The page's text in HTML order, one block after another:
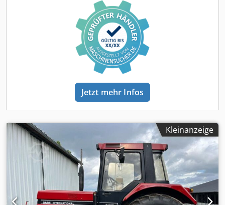
Hight: 3570 mm, maximal zulässiges Gesamtgewicht /
maximum weight: 27.024 kg, Motor / Engine: Case,
Motorleistung / Engine Power: 239 kW, Klimaanlage / Air
Condtitioner, Waage, Zusatzhydraulik / Auxiliary
Hydraulics, Rückfahrkamera Rear View, automatische
Schmierung / Automatic Lube, Schaufel Abmessungen /
Shovel Dimensions:, Länge / Lenght: 1800 mm, Breite /
Width: 3000 mm, Höhe / Hight: 1750 mm, Video vorhanden
/ Video availableSonstiges: * ... Wir bieten über 200
Angebote zum Verkauf an. We are offering more 200 unit
for sale. * Unser Standort 30KM vom Frankfurter/M
Frankfurt/M Airport. * Finanzierung & Leasing möglich./
Financing & Leasing possible. * Spezialist für Tranporte &
Verschiffung weltweit. / Spezialist for Transport & Shipping
wordwide * Keine Haftung für Druck & Schreibfehler *
Irrtürmer und Zwischenverkauf vorbehalten. *
Inzahlungnahme möglich! * Für den
Fahrzeugkauf/Gebrauchtmaschinenverkauf gelten
ausschließlich die AGB´s der Jaweed GmbH. * Weitere
Jetzt mehr Infos
Kleinanzeige